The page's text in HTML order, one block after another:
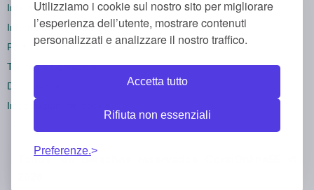
Utilizziamo i cookie sul nostro sito per migliorare
l’esperienza dell’utente, mostrare contenuti
personalizzati e analizzare il nostro traffico.
Accetta tutto
Rifiuta non essenziali
Preferenze.
Informativa sulla Privacy
Informativa sui Cookie
Politica di Rimborso
Termini e Condizioni
Disiscriversi
Impostazioni dei cookie
Todos los derechos reservados CorsiOnline55 ©